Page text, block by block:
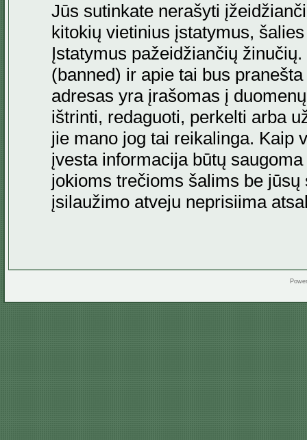
Jūs sutinkate nerašyti
kitokių vietinius įstatymus,
Įstatymus pažeidžiančių
(banned) ir apie tai bus
adresas yra įrašomas į
ištrinti, redaguoti, perkelti arba
jie mano jog tai reikalinga. Kaip
įvesta informacija būtų
jokioms trečioms šalims be jūsų
įsilaužimo atveju neprisiima